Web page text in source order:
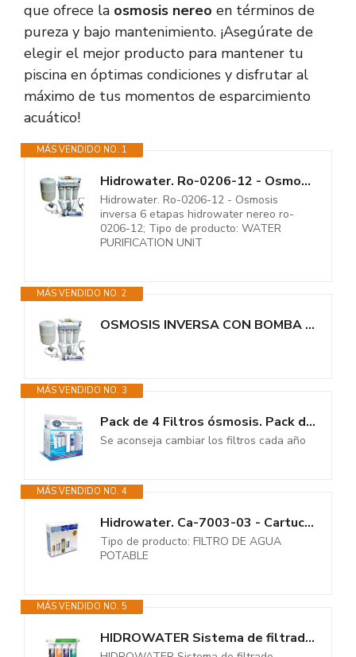
que ofrece la osmosis nereo en términos de
pureza y bajo mantenimiento. ¡Asegúrate de
elegir el mejor producto para mantener tu
piscina en óptimas condiciones y disfrutar al
máximo de tus momentos de esparcimiento
acuático!
MÁS VENDIDO NO. 1
Hidrowater. Ro-0206-12 - Osmosis inversa 6 etapas hidrowater nereo...
Hidrowater. Ro-0206-12 - Osmosis
inversa 6 etapas hidrowater nereo ro-
0206-12; Tipo de producto: WATER
PURIFICATION UNIT
MÁS VENDIDO NO. 2
OSMOSIS INVERSA CON BOMBA NEREO RO-0206-22
MÁS VENDIDO NO. 3
Pack de 4 Filtros ósmosis. Pack de Recambio de Filtros compuesto por 1 de...
Se aconseja cambiar los filtros cada año
MÁS VENDIDO NO. 4
Hidrowater. Ca-7003-03 - Cartucho osmosis sedimentos hidrowater nereo kit4...
Tipo de producto: FILTRO DE AGUA
POTABLE
MÁS VENDIDO NO. 5
HIDROWATER Sistema de filtrado ultrafiltracion de agua Nelva UF-0206-12